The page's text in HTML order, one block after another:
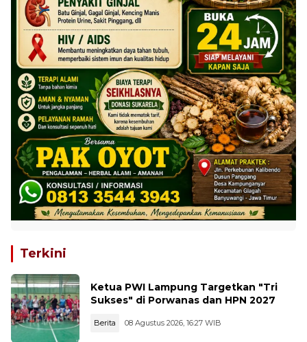
Terkini
Ketua PWI Lampung Targetkan "Tri
Sukses" di Porwanas dan HPN 2027
Berita 08 Agustus 2026, 16:27 WIB